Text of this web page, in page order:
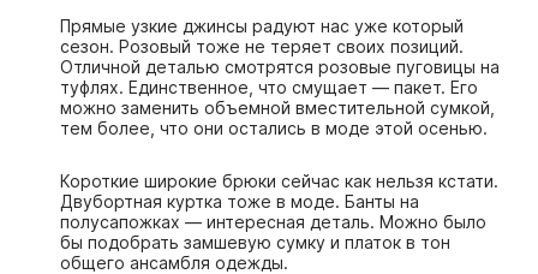
Погода
Праздники
Происшествия
Экономика и бизнес
ПРОЕКТЫ
Прямые узкие джинсы радуют нас уже который
сезон. Розовый тоже не теряет своих позиций.
Отличной деталью смотрятся розовые пуговицы на
туфлях. Единственное, что смущает — пакет. Его
можно заменить объемной вместительной сумкой,
тем более, что они остались в моде этой осенью.
Короткие широкие брюки сейчас как нельзя кстати.
Двубортная куртка тоже в моде. Банты на
полусапожках — интересная деталь. Можно было
бы подобрать замшевую сумку и платок в тон
общего ансамбля одежды.